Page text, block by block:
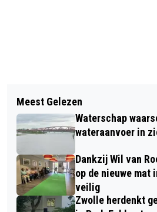
STICHTING AMISTAD
ZICH IN VOOR HULP
ZIEK CUBAANS
WEER VEEL MELDINGEN
NEPAGENTEN
Meest Gelezen
Waterschap
wateraanvoer in
Dankzij Wil van
op de nieuwe mat
veilig
Zwolle herdenkt